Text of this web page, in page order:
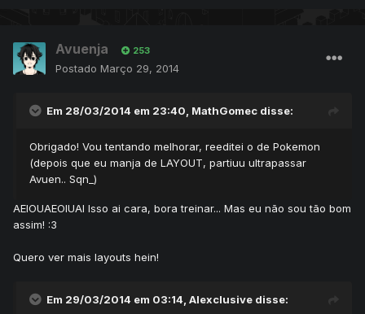
Avuenja 253
Postado Março 29, 2014
Em 28/03/2014 em 23:40, MathGomec disse:
Obrigado! Vou tentando melhorar, reeditei o de Pokemon
(depois que eu manja de LAYOUT, partiuu ultrapassar
Avuen.. Sqn_)
AEIOUAEOIUAI Isso ai cara, bora treinar... Mas eu não sou tão bom
assim! :3
Quero ver mais layouts hein!
Em 29/03/2014 em 03:14, Alexclusive disse: